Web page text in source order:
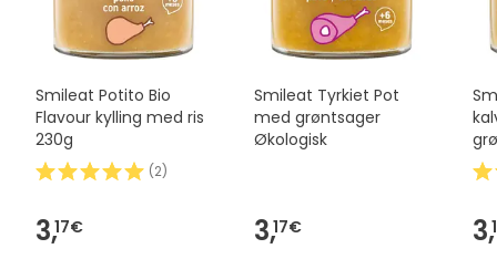
Smileat Potito Bio
Flavour kylling med ris
230g
(2)
3,17€
Smileat Tyrkiet Pot
med grøntsager
Økologisk
3,17€ 3,